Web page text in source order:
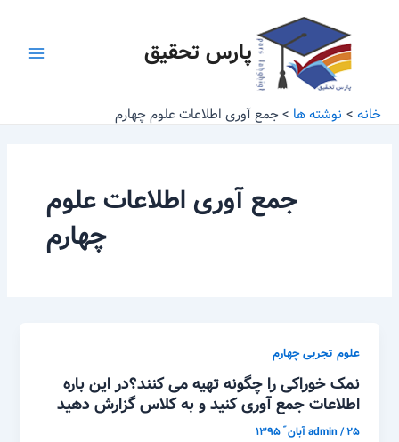
پارس تحقیق
خانه نوشته ها جمع آوری اطلاعات علوم چهارم
جمع آوری اطلاعات علوم
چهارم
علوم تجربی چهارم
نمک خوراکی را چگونه تهیه می کنند؟در این باره
اطلاعات جمع آوری کنید و به کلاس گزارش دهید
admin/۲۵ آبان ّ ۱۳۹۵